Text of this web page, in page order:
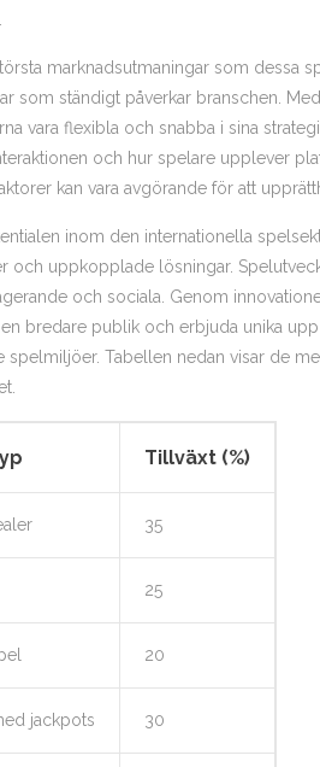
marknadsutmaningar som dessa
som ständigt påverkar branschen.
vara flexibla och snabba i sina
och hur spelare upplever
kan vara avgörande för att
inom den internationella
och uppkopplade lösningar.
och sociala. Genom
bredare publik och erbjuda unika
spelmiljöer. Tabellen nedan visar de
Tillväxt (%)
35
25
20
jackpots 30